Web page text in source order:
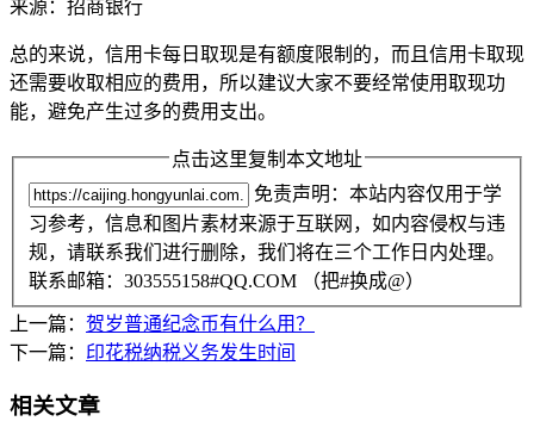
来源：招商银行
总的来说，信用卡每日取现是有额度限制的，而且信用卡取现
还需要收取相应的费用，所以建议大家不要经常使用取现功
能，避免产生过多的费用支出。
点击这里复制本文地址
免责声明：本站内容仅用于学
习参考，信息和图片素材来源于互联网，如内容侵权与违
规，请联系我们进行删除，我们将在三个工作日内处理。
联系邮箱：303555158#QQ.COM （把#换成@）
上一篇： 贺岁普通纪念币有什么用？
下一篇： 印花税纳税义务发生时间
相关文章